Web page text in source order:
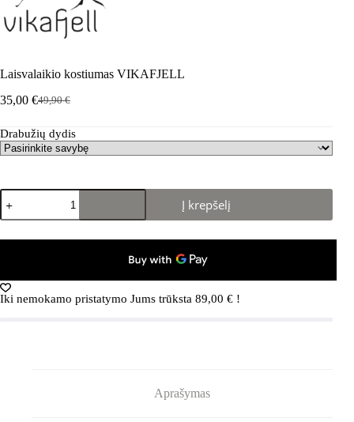
Laisvalaikio kostiumas VIKAFJELL
49,90€
Pradinė
buvo:
49,90 €.
35,00 €Dabartinė
yra:
35,00 €.
Drabužių dydis
produkto
kiekis:
Laisvalaikio
Į krepšelį
Iki nemokamo pristatymo Jums trūksta 89,00 € !
Aprašymas